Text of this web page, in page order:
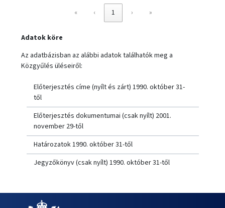
«
‹ 1 › »
Adatok köre
Az adatbázisban az alábbi adatok találhatók meg a
Közgyűlés üléseiről:
Előterjesztés címe (nyílt és zárt) 1990. október 31-
től
Előterjesztés dokumentumai (csak nyílt) 2001.
november 29-től
Határozatok 1990. október 31-től
Jegyzőkönyv (csak nyílt) 1990. október 31-től